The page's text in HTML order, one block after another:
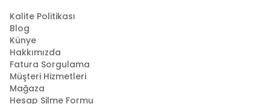
Kalite Politikası
Blog
Künye
Hakkımızda
Fatura Sorgulama
Müşteri Hizmetleri
Mağaza
Hesap Silme Formu